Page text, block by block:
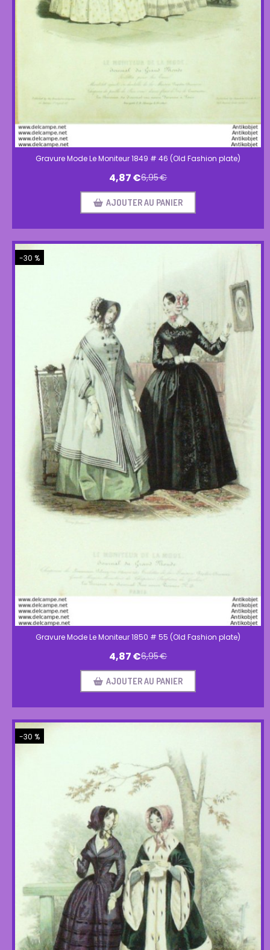
Gravure Mode Le Moniteur 1849 # 46 (Old Fashion plate)
4,87€6,95€
AJOUTER AU PANIER
-30 %
Gravure Mode Le Moniteur 1850 # 55 (Old Fashion plate)
4,87€6,95€
AJOUTER AU PANIER
-30 %